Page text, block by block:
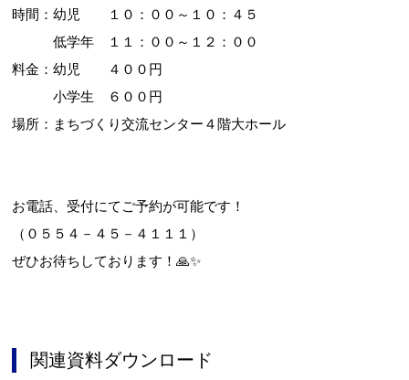
時間：幼児 １０：００～１０：４５
低学年 １１：００～１２：００
料金：幼児 ４００円
小学生 ６００円
場所：まちづくり交流センター４階大ホール
お電話、受付にてご予約が可能です！
（０５５４－４５－４１１１）
ぜひお待ちしております！🙏✨
関連資料ダウンロード